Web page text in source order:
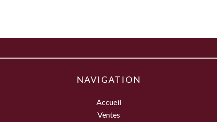
NAVIGATION
Accueil
Ventes